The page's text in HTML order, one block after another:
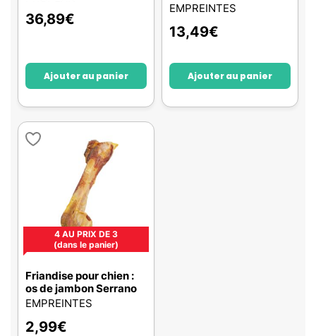
36,89€
Ajouter au panier
EMPREINTES
13,49€
Ajouter au panier
4 AU PRIX DE 3
(dans le panier)
Friandise pour chien :
os de jambon Serrano
EMPREINTES
2,99€